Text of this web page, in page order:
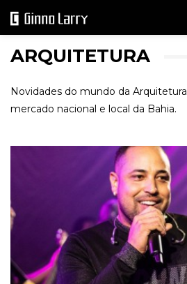
ARQUITETURA
Novidades do mundo da
mercado nacional e local da Bahia.